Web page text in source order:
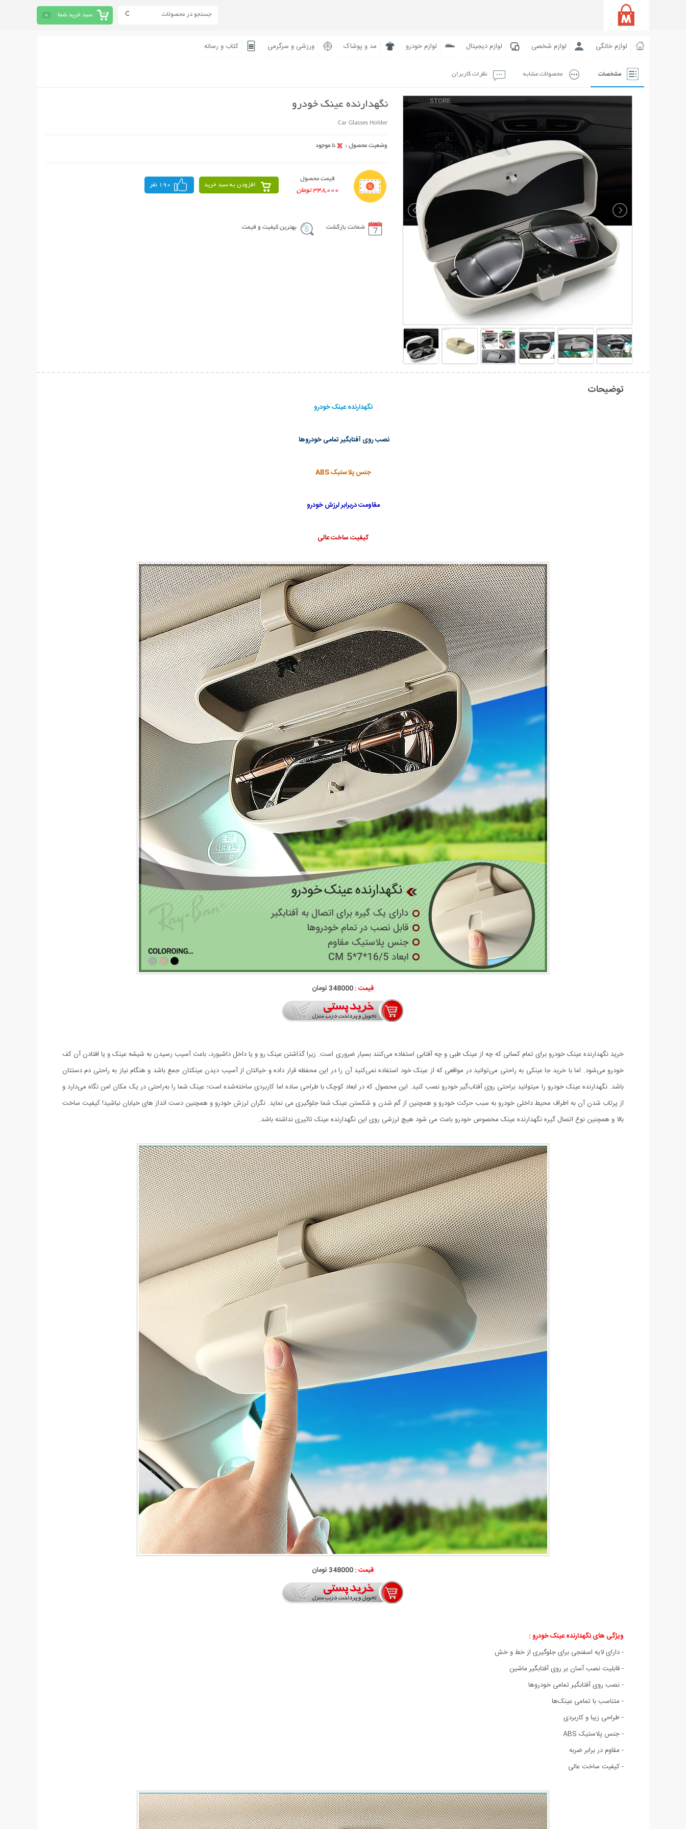
سبد خرید شما 0
لوازم خانگی لوازم شخصی لوازم دیجیتال لوازم خودرو مد و پوشاک ورزشی و سرگرمی کتاب و رسانه
مشخصات محصولات مشابه نظرات کاربران
نگهدارنده عینک خودرو
Car Glasses Holder
قیمت محصول
348,000 تومان
افزودن به سبد خرید 190 نفر
ضمانت بازگشت بهترین کیفیت و قیمت
توضیحات
نگهدارنده عینک خودرو
نصب روی آفتابگیر تمامی خودروها
جنس پلاستیک ABS
مقاومت دربرابر لرزش خودرو
کیفیت ساخت عالی
قیمت :348000 تومان
خرید نگهدارنده عینک خودرو برای تمام کسانی که چه از عینک طبی و چه آفتابی استفاده می‌کنند بسیار ضروری است. زیرا گذاشتن عینک رو و یا داخل داشبورد، باعث آسیب رسیدن به شیشه عینک و یا افتادن آن کف
خودرو می‌شود. اما با خرید جا عینکی به راحتی می‌توانید در مواقعی که از عینک خود استفاده نمی‌کنید آن را در این محفظه قرار داده و خیالتان از آسیب دیدن عینکتان جمع باشد و هنگام نیاز به راحتی دم دستتان
باشد. نگهدارنده عینک خودرو را میتوانید براحتی روی آفتاب‌گیر خودرو نصب کنید. این محصول که در ابعاد کوچک با طراحی ساده اما کاربردی ساخته‌شده است؛ عینک شما را به‌راحتی در یک مکان امن نگاه می‌دارد و
از پرتاب شدن آن به اطراف محیط داخلی خودرو به سبب حرکت خودرو و همچنین از گم شدن و شکستن عینک شما جلوگیری می نماید. نگران لرزش خودرو و همچنین دست انداز های خیابان نباشید! کیفیت ساخت
بالا و همچنین نوع اتصال گیره نگهدارنده عینک مخصوص خودرو باعث می شود هیچ لرزشی روی این نگهدارنده عینک تاثیری نداشته باشد.
قیمت :348000 تومان
ویژگی هاینگهدارنده عینک خودرو :
- دارای لایه اسفنجی برای جلوگیری از خط و خش
- قابلیت نصب آسان بر روی آفتابگیر ماشین
- نصب روی آفتابگیر تمامی خودروها
- متناسب با تمامی عینک‌ها
- طراحی زیبا و کاربردی
- جنس پلاستیک ABS
- مقاوم در برابر ضربه
- کیفیت ساخت عالی